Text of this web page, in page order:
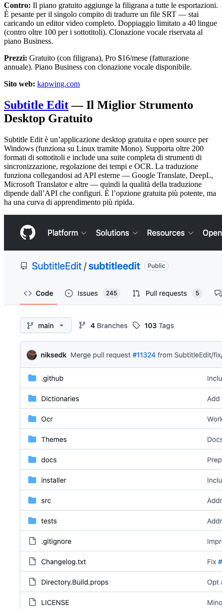
Contro: Il piano gratuito aggiunge la filigrana a tutte le esportazioni.
È pesante per il singolo compito di tradurre un file SRT — stai
caricando un editor video completo. Doppiaggio limitato a 40 lingue
(contro oltre 100 per i sottotitoli). Clonazione vocale riservata al
piano Business.
Prezzi: Gratuito (con filigrana), Pro $16/mese (fatturazione
annuale). Piano Business con clonazione vocale disponibile.
Sito web: kapwing.com
Subtitle Edit— Il Miglior Strumento
Desktop Gratuito
Subtitle Edit è un’applicazione desktop gratuita e open source per
Windows (funziona su Linux tramite Mono). Supporta oltre 200
formati di sottotitoli e include una suite completa di strumenti di
sincronizzazione, regolazione dei tempi e OCR. La traduzione
funziona collegandosi ad API esterne — Google Translate, DeepL,
Microsoft Translator e altre — quindi la qualità della traduzione
dipende dall’API che configuri. È l’opzione gratuita più potente, ma
ha una curva di apprendimento più ripida.